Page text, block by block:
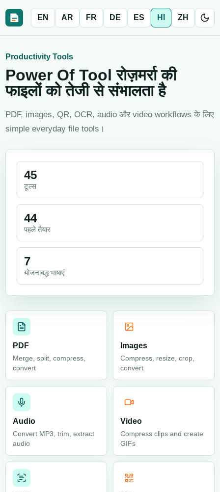
EN AR FR DE ES HI ZH
Productivity Tools
Power Of Tool रोज़मर्रा की
फाइलों को तेजी से संभालता है
PDF, images, QR, OCR, audio और video workflows के लिए
simple everyday file tools।
45
टूल्स
44
पहले तैयार
7
योजनाबद्ध भाषाएं
PDF
Merge, split, compress,
convert
Images
Compress, resize, crop,
convert
Audio
Convert MP3, trim, extract
audio
Video
Compress clips and create
GIFs